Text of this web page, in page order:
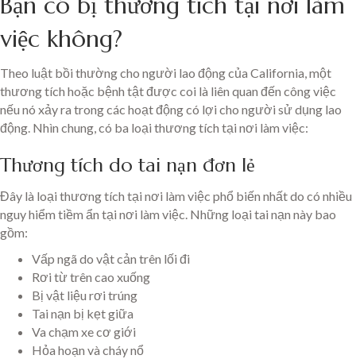
việc không?
Theo luật bồi thường cho người lao động của California, một
thương tích hoặc bệnh tật được coi là liên quan đến công việc
nếu nó xảy ra trong các hoạt động có lợi cho người sử dụng lao
động. Nhìn chung, có ba loại thương tích tại nơi làm việc:
Thương tích do tai nạn đơn lẻ
Đây là loại thương tích tại nơi làm việc phổ biến nhất do có nhiều
nguy hiểm tiềm ẩn tại nơi làm việc. Những loại tai nạn này bao
gồm:
Vấp ngã do vật cản trên lối đi
Rơi từ trên cao xuống
Bị vật liệu rơi trúng
Tai nạn bị kẹt giữa
Va chạm xe cơ giới
Hỏa hoạn và cháy nổ